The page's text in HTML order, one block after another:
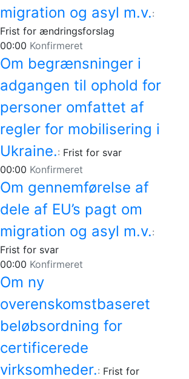
migration og asyl m.v.:
Frist for ændringsforslag
00:00 Konfirmeret
Om begrænsninger i
adgangen til ophold for
personer omfattet af
regler for mobilisering i
Ukraine.: Frist for svar
00:00 Konfirmeret
Om gennemførelse af
dele af EU’s pagt om
migration og asyl m.v.:
Frist for svar
00:00 Konfirmeret
Om ny
overenskomstbaseret
beløbsordning for
certificerede
virksomheder.: Frist for